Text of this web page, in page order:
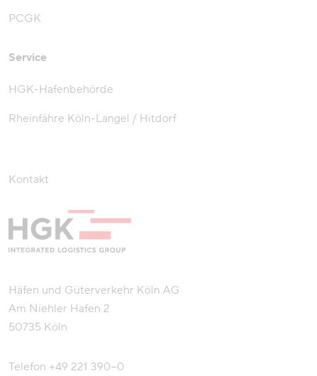
PCGK
Service
HGK-Hafenbehörde
Rheinfähre Köln-Langel / Hitdorf
Kontakt
Häfen und Güterverkehr Köln AG
Am Niehler Hafen 2
50735 Köln
Telefon +49 221 390–0